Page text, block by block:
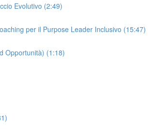
Evolutivo (2:49)
per il Purpose Leader Inclusivo (15:47)
Opportunità) (1:18)